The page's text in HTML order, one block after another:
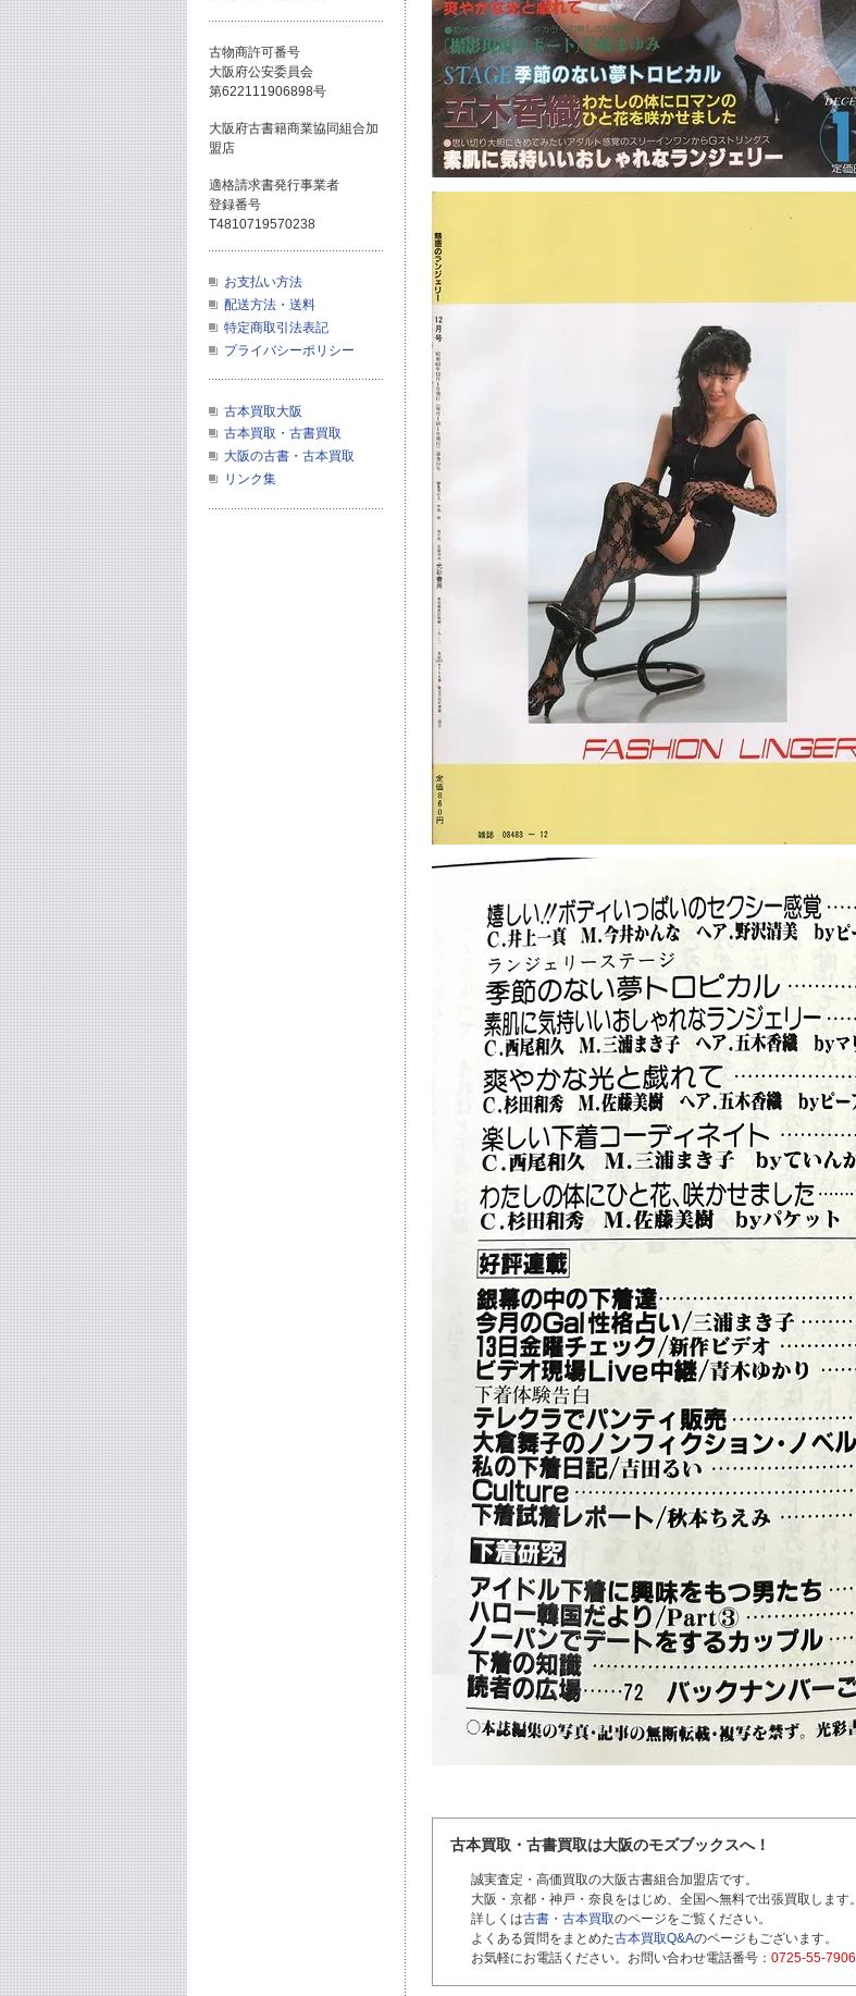
古本買取・古書買取は大阪のモズブックスへ！
誠実査定・高価買取の大阪古書組合加盟店です。
大阪・京都・神戸・奈良をはじめ、全国へ無料で出張買取します。
詳しくは古書・古本買取のページをご覧ください。
よくある質問をまとめた古本買取Q&Aのページもございます。
お気軽にお電話ください。お問い合わせ電話番号： 0725-55-7906
古物商許可番号
大阪府公安委員会
第622111906898号
大阪府古書籍商業協同組合加
盟店
適格請求書発行事業者
登録番号
T4810719570238
お支払い方法
配送方法・送料
特定商取引法表記
プライバシーポリシー
古本買取大阪
古本買取・古書買取
大阪の古書・古本買取
リンク集